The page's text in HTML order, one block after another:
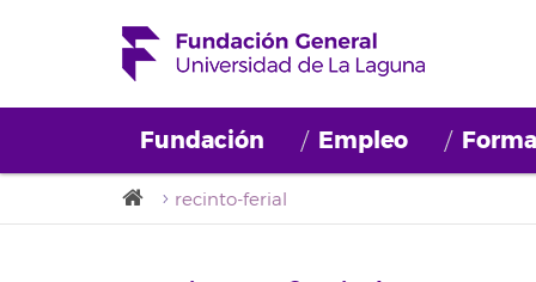
Fundación Empleo
recinto-ferial